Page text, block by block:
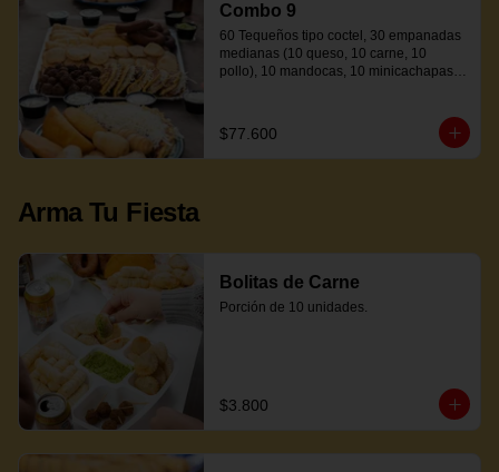
Combo 9
60 Tequeños tipo coctel, 30 empanadas
medianas (10 queso, 10 carne, 10
pollo), 10 mandocas, 10 minicachapas y
$77.600
Arma Tu Fiesta
Bolitas de Carne
Porción de 10 unidades.
$3.800